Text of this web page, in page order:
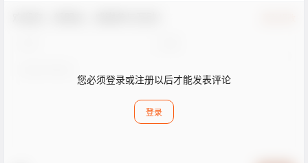
您必须登录或注册以后才能发表评论
登录